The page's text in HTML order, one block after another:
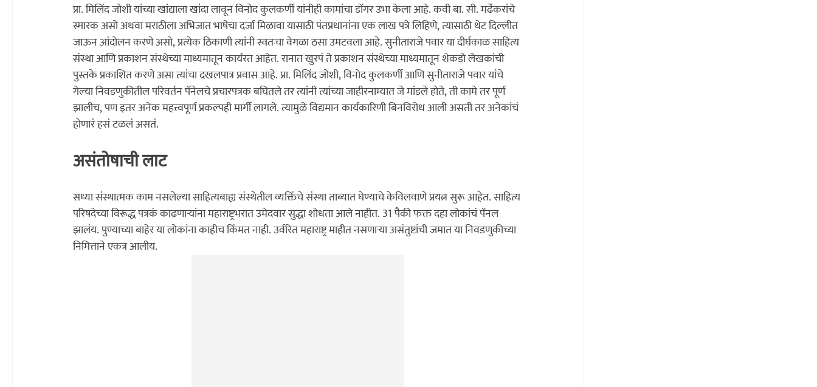
प्रा. मिलिंद जोशी यांच्या खांद्याला खांदा लावून विनोद कुलकर्णी यांनीही कामांचा डोंगर उभा केला आहे. कवी बा. सी. मर्ढेकरांचे
स्मारक असो अथवा मराठीला अभिजात भाषेचा दर्जा मिळावा यासाठी पंतप्रधानांना एक लाख पत्रे लिहिणे, त्यासाठी थेट दिल्लीत
जाऊन आंदोलन करणे असो, प्रत्येक ठिकाणी त्यांनी स्वतःचा वेगळा ठसा उमटवला आहे. सुनीताराजे पवार या दीर्घकाळ साहित्य
संस्था आणि प्रकाशन संस्थेच्या माध्यमातून कार्यरत आहेत. रानात खुरपं ते प्रकाशन संस्थेच्या माध्यमातून शेकडो लेखकांची
पुस्तके प्रकाशित करणे असा त्यांचा दखलपात्र प्रवास आहे. प्रा. मिलिंद जोशी, विनोद कुलकर्णी आणि सुनीताराजे पवार यांचे
गेल्या निवडणुकीतील परिवर्तन पॅनेलचे प्रचारपत्रक बघितले तर त्यांनी त्यांच्या जाहीरनाम्यात जे मांडले होते, ती कामे तर पूर्ण
झालीच, पण इतर अनेक महत्त्वपूर्ण प्रकल्पही मार्गी लागले. त्यामुळे विद्यमान कार्यकारिणी बिनविरोध आली असती तर अनेकांचं
होणारं हसं टळलं असतं.
असंतोषाची लाट
सध्या संस्थात्मक काम नसलेल्या साहित्यबाह्य संस्थेतील व्यक्तिंचे संस्था ताब्यात घेण्याचे केविलवाणे प्रयत्न सुरू आहेत. साहित्य
परिषदेच्या विरूद्ध पत्रकं काढणार्‍यांना महाराष्ट्रभरात उमेदवार सुद्धा शोधता आले नाहीत. 31 पैकी फक्त दहा लोकांचं पॅनल
झालंय. पुण्याच्या बाहेर या लोकांना काहीच किंमत नाही. उर्वरित महाराष्ट्र माहीत नसणार्‍या असंतुष्टांची जमात या निवडणुकीच्या
निमित्ताने एकत्र आलीय.